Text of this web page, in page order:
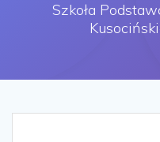
Szkoła